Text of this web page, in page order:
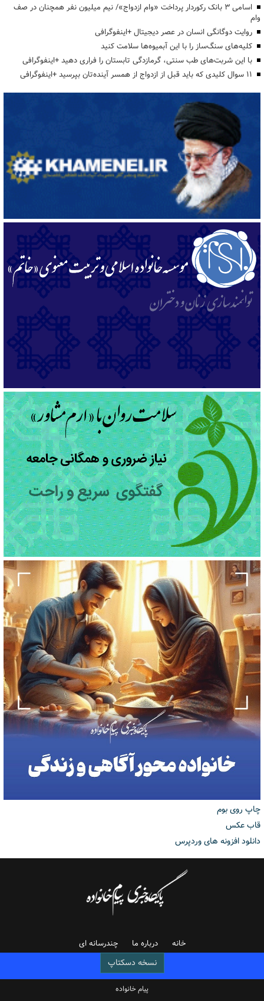
اسامی ۳ بانک رکوردار پرداخت «وام ازدواج»/ نیم میلیون نفر همچنان در صف
وام
روایت دوگانگی انسان در عصر دیجیتال +اینفوگرافی
کلیه‌های سنگ‌ساز را با این آبمیوه‌ها سلامت کنید
با این شربت‌های طب سنتی، گرمازدگی تابستان را فراری دهید +اینفوگرافی
۱۱ سوال کلیدی که باید قبل از ازدواج از همسر آینده‌تان بپرسید +اینفوگرافی
چاپ روی بوم
قاب عکس
دانلود افزونه های وردپرس
خانه درباره ما چندرسانه ای
نسخه دسکتاپ
پیام خانواده